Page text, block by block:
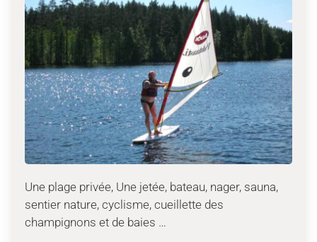
Une plage privée, Une jetée, bateau, nager, sauna,
sentier nature, cyclisme, cueillette des
champignons et de baies …